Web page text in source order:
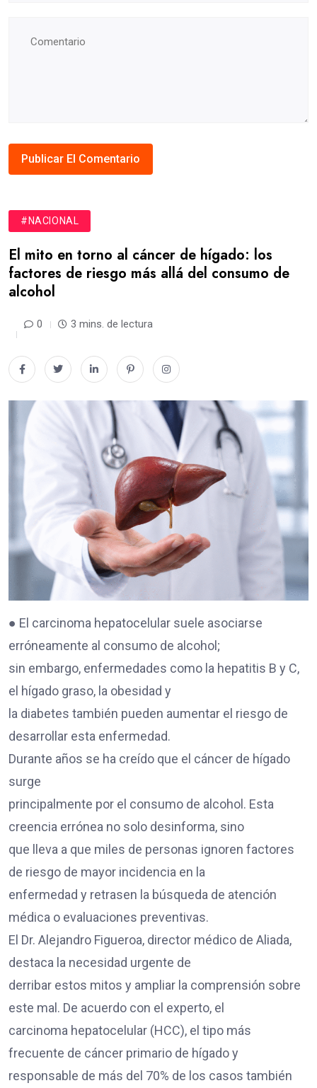
#NACIONAL
El mito en torno al cáncer de hígado: los
factores de riesgo más allá del consumo de
alcohol
0 3 mins. de lectura
● El carcinoma hepatocelular suele asociarse
erróneamente al consumo de alcohol;
sin embargo, enfermedades como la hepatitis B y C,
el hígado graso, la obesidad y
la diabetes también pueden aumentar el riesgo de
desarrollar esta enfermedad.
Durante años se ha creído que el cáncer de hígado
surge
principalmente por el consumo de alcohol. Esta
creencia errónea no solo desinforma, sino
que lleva a que miles de personas ignoren factores
de riesgo de mayor incidencia en la
enfermedad y retrasen la búsqueda de atención
médica o evaluaciones preventivas.
El Dr. Alejandro Figueroa, director médico de Aliada,
destaca la necesidad urgente de
derribar estos mitos y ampliar la comprensión sobre
este mal. De acuerdo con el experto, el
carcinoma hepatocelular (HCC), el tipo más
frecuente de cáncer primario de hígado y
responsable de más del 70% de los casos también